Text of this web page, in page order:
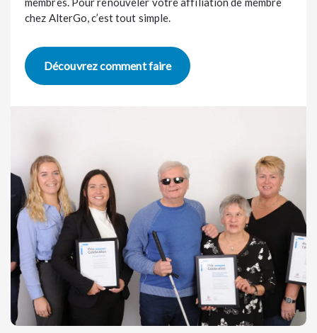
chez AlterGo, c’est tout simple.
Découvrez comment faire